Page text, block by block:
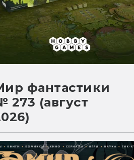
фантастики
273 (август